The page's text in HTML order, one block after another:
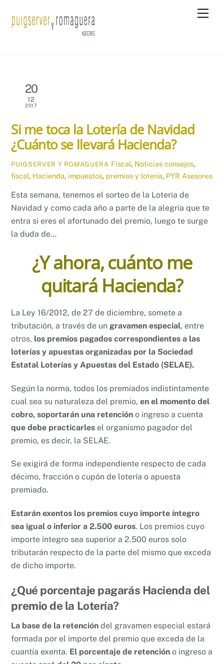
20
12
2017
Si me toca la Lotería de Navidad
¿Cuánto se llevará Hacienda?
PUIGSERVER Y ROMAGUERA Fiscal, Noticias consejos,
fiscal, Hacienda, impuestos, premios y lotería, PYR Asesores
Esta semana, tenemos el sorteo de la Lotería de
Navidad y como cada año a parte de la alegría que te
entra si eres el afortunado del premio, luego te surge
la duda de…
¿Y ahora, cuánto me
quitará Hacienda?
La Ley 16/2012, de 27 de diciembre, somete a
tributación, a través de un gravamen especial, entre
otros, los premios pagados correspondientes a las
loterías y apuestas organizadas por la Sociedad
Estatal Loterías y Apuestas del Estado (SELAE).
Según la norma, todos los premiados indistintamente
cual sea su naturaleza del premio,en el momento del
cobro, soportarán una retención o ingreso a cuenta
que debe practicarles el organismo pagador del
premio, es decir, la SELAE.
Se exigirá de forma independiente respecto de cada
décimo, fracción o cupón de lotería o apuesta
premiado.
Estarán exentos los premios cuyo importe íntegro
sea igual o inferior a 2.500 euros. Los premios cuyo
importe íntegro sea superior a 2.500 euros solo
tributarán respecto de la parte del mismo que exceda
de dicho importe.
¿Qué porcentaje pagarás Hacienda del
premio de la Lotería?
La base de la retención del gravamen especial estará
formada por el importe del premio que exceda de la
cuantía exenta. El porcentaje de retención o ingreso a